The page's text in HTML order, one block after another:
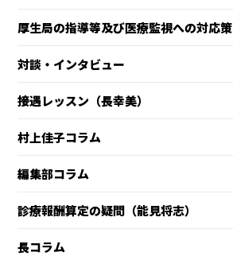
厚生局の指導等及び医療監視への対応策
対談・インタビュー
接遇レッスン（長幸美）
村上佳子コラム
編集部コラム
診療報酬算定の疑問（能見将志）
長コラム